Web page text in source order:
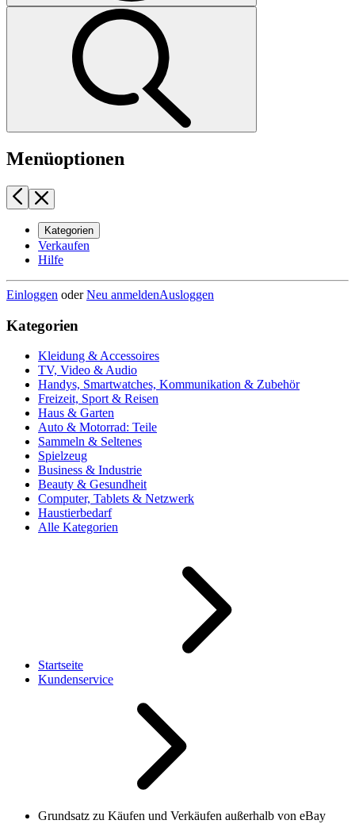
Menüoptionen
Kategorien
Verkaufen
Hilfe
Einloggen oderNeu anmeldenAusloggen
Kategorien
Kleidung & Accessoires
TV, Video & Audio
Handys, Smartwatches, Kommunikation & Zubehör
Freizeit, Sport & Reisen
Haus & Garten
Auto & Motorrad: Teile
Sammeln & Seltenes
Spielzeug
Business & Industrie
Beauty & Gesundheit
Computer, Tablets & Netzwerk
Haustierbedarf
Alle Kategorien
Startseite
Kundenservice
Grundsatz zu Käufen und Verkäufen außerhalb von eBay